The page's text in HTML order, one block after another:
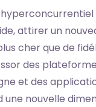
attirer un
cher que de
des
et des
nouvelle